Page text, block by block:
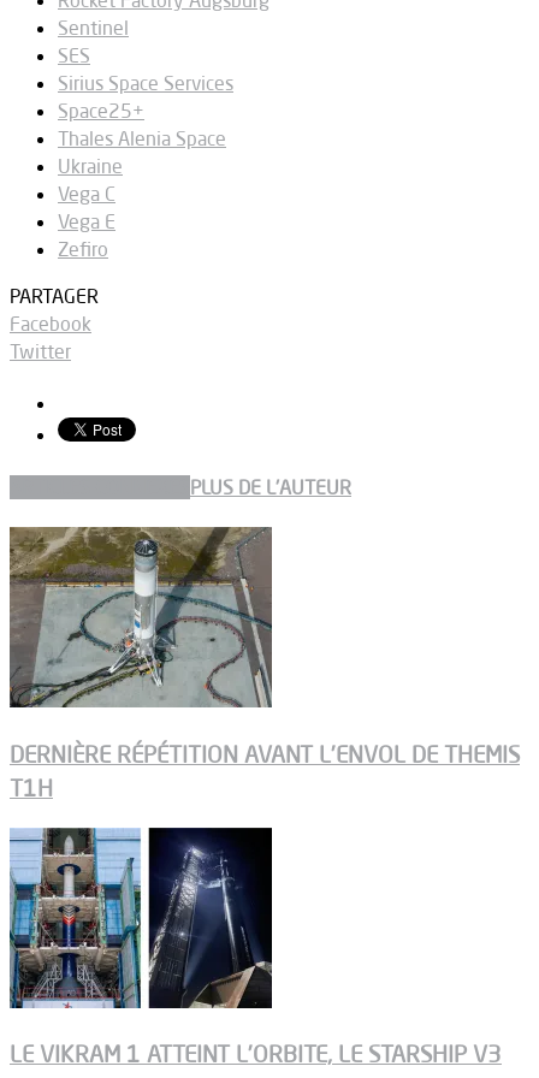
Sentinel
SES
Sirius Space Services
Space25+
Thales Alenia Space
Ukraine
Vega C
Vega E
Zefiro
PARTAGER
Facebook
Twitter
PLUS DE L'AUTEUR
DERNIÈRE RÉPÉTITION AVANT L’ENVOL DE THEMIS
T1H
LE VIKRAM 1 ATTEINT L’ORBITE, LE STARSHIP V3